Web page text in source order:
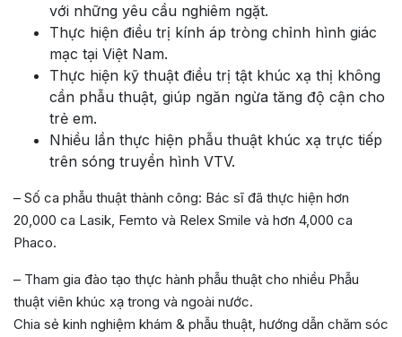
với những yêu cầu nghiêm ngặt.
Thực hiện điều trị kính áp tròng chỉnh hình giác
mạc tại Việt Nam.
Thực hiện kỹ thuật điều trị tật khúc xạ thị không
cần phẫu thuật, giúp ngăn ngừa tăng độ cận cho
trẻ em.
Nhiều lần thực hiện phẫu thuật khúc xạ trực tiếp
trên sóng truyền hình VTV.
– Số ca phẫu thuật thành công: Bác sĩ đã thực hiện hơn
20,000 ca Lasik, Femto và Relex Smile và hơn 4,000 ca
Phaco.
– Tham gia đào tạo thực hành phẫu thuật cho nhiều Phẫu
thuật viên khúc xạ trong và ngoài nước.
Chia sẻ kinh nghiệm khám & phẫu thuật, hướng dẫn chăm sóc